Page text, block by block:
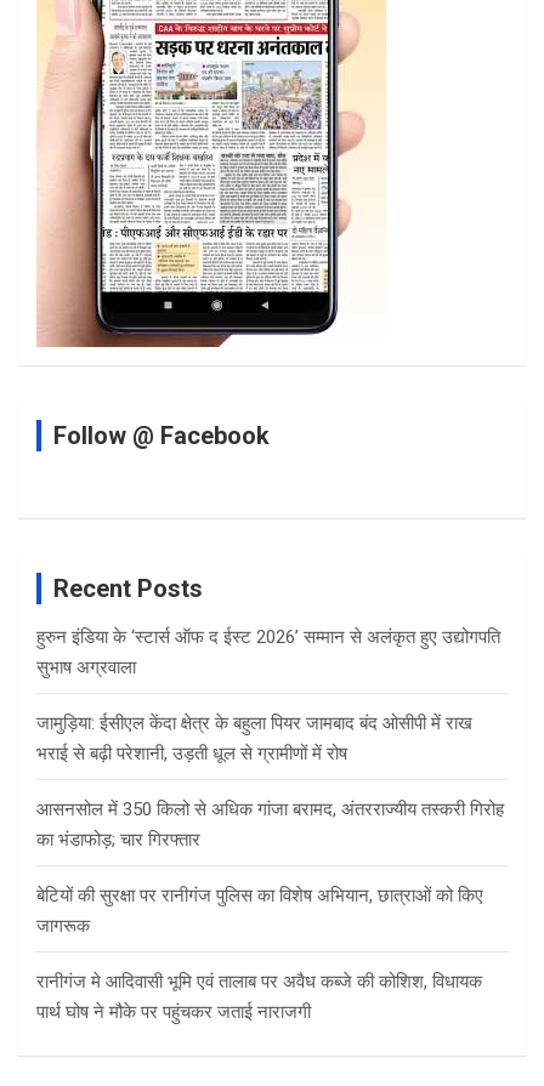
Follow @ Facebook
Recent Posts
हुरुन इंडिया के ‘स्टार्स ऑफ द ईस्ट 2026’ सम्मान से अलंकृत हुए उद्योगपति
सुभाष अग्रवाला
जामुड़िया: ईसीएल केंदा क्षेत्र के बहुला पियर जामबाद बंद ओसीपी में राख
भराई से बढ़ी परेशानी, उड़ती धूल से ग्रामीणों में रोष
आसनसोल में 350 किलो से अधिक गांजा बरामद, अंतरराज्यीय तस्करी गिरोह
का भंडाफोड़; चार गिरफ्तार
बेटियों की सुरक्षा पर रानीगंज पुलिस का विशेष अभियान, छात्राओं को किए
जागरूक
रानीगंज मे आदिवासी भूमि एवं तालाब पर अवैध कब्जे की कोशिश, विधायक
पार्थ घोष ने मौके पर पहुंचकर जताई नाराजगी